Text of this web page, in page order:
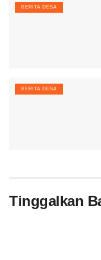
BERITA DESA
BERITA DESA
Tinggalkan